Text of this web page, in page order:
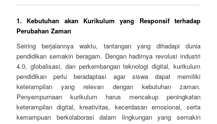
1. Kebutuhan akan Kurikulum yang Responsif terhadap
Perubahan Zaman
Seiring berjalannya waktu, tantangan yang dihadapi dunia
pendidikan semakin beragam. Dengan hadirnya revolusi industri
4.0, globalisasi, dan perkembangan teknologi digital, kurikulum
pendidikan perlu beradaptasi agar siswa dapat memiliki
keterampilan yang relevan dengan kebutuhan zaman.
Penyempurnaan kurikulum harus mencakup peningkatan
keterampilan digital, kreativitas, kecerdasan emosional, serta
kemampuan berkolaborasi dalam lingkungan yang semakin